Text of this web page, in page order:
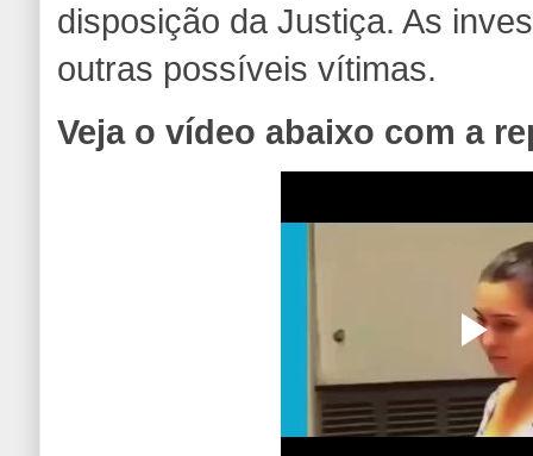
disposição da Justiça. As
outras possíveis vítimas.
Veja o vídeo abaixo com a